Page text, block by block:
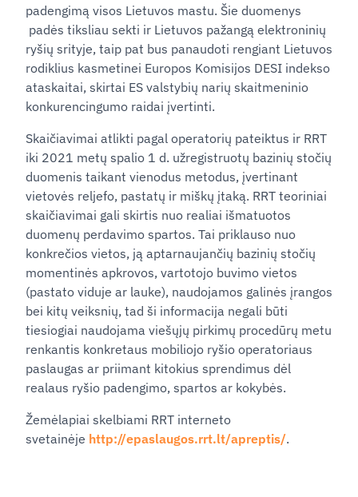
padengimą visos Lietuvos mastu. Šie duomenys
padės tiksliau sekti ir Lietuvos pažangą elektroninių
ryšių srityje, taip pat bus panaudoti rengiant Lietuvos
rodiklius kasmetinei Europos Komisijos DESI indekso
ataskaitai, skirtai ES valstybių narių skaitmeninio
konkurencingumo raidai įvertinti.
Skaičiavimai atlikti pagal operatorių pateiktus ir RRT
iki 2021 metų spalio 1 d. užregistruotų bazinių stočių
duomenis taikant vienodus metodus, įvertinant
vietovės reljefo, pastatų ir miškų įtaką. RRT teoriniai
skaičiavimai gali skirtis nuo realiai išmatuotos
duomenų perdavimo spartos. Tai priklauso nuo
konkrečios vietos, ją aptarnaujančių bazinių stočių
momentinės apkrovos, vartotojo buvimo vietos
(pastato viduje ar lauke), naudojamos galinės įrangos
bei kitų veiksnių, tad ši informacija negali būti
tiesiogiai naudojama viešųjų pirkimų procedūrų metu
renkantis konkretaus mobiliojo ryšio operatoriaus
paslaugas ar priimant kitokius sprendimus dėl
realaus ryšio padengimo, spartos ar kokybės.
Žemėlapiai skelbiami RRT interneto
svetainėje http://epaslaugos.rrt.lt/apreptis/.